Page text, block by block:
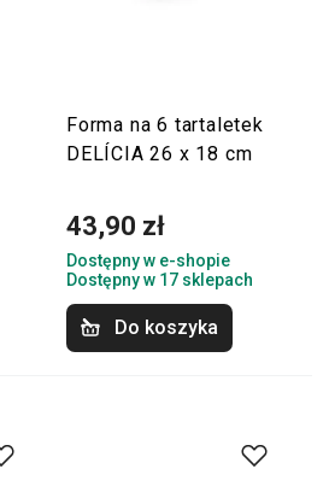
Forma na 6 tartaletek
DELÍCIA 26 x 18 cm
43,90 zł
Dostępny w e-shopie
Dostępny w 17 sklepach
Do koszyka